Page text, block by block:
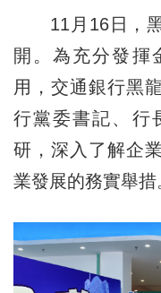
11月16日，黑
開。為充分發揮
用，交通銀行黑
行黨委書記、行
研，深入了解企
業發展的務實舉措